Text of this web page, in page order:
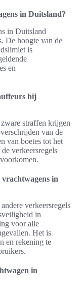
in Duitsland?
in Duitsland
De hoogte van de
is
en
bij
straffen krijgen
van de
van boetes tot het
verkeersregels
in
verkeersregels
in
voor alle
Het is
en rekening te
in